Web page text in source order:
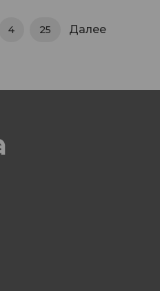
4 25 Далее